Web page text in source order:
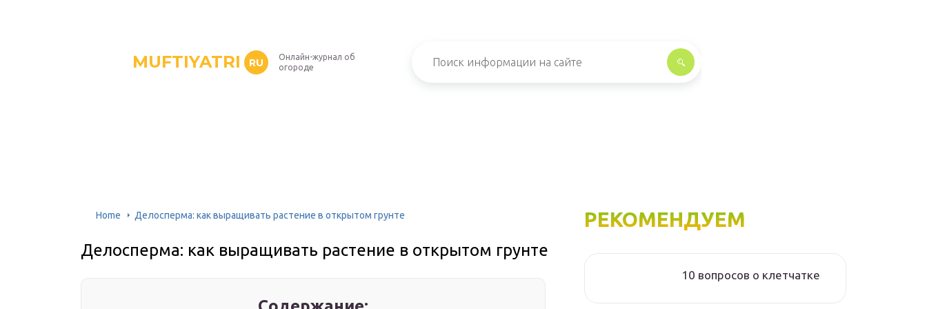
MUFTIYATRI RU
Онлайн-журнал об
огороде
Home Делосперма: как выращивать растение в открытом грунте
Делосперма: как выращивать растение в открытом грунте
РЕКОМЕНДУЕМ
10 вопросов о клетчатке